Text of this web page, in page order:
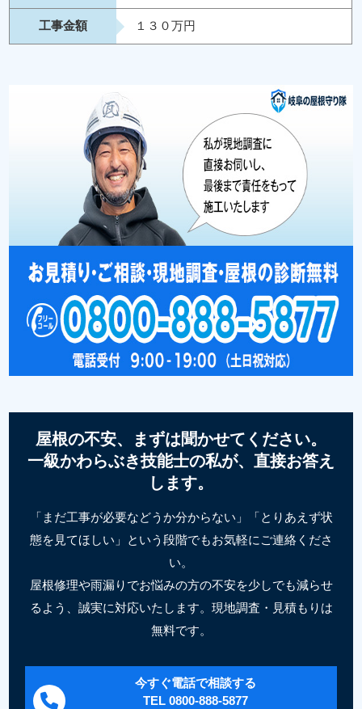
工事金額 １３０万円
屋根の不安、まずは聞かせてください。
一級かわらぶき技能士の私が、直接お答え
します。
「まだ工事が必要などうか分からない」「とりあえず状
態を見てほしい」という段階でもお気軽にご連絡くださ
い。
屋根修理や雨漏りでお悩みの方の不安を少しでも減らせ
るよう、誠実に対応いたします。現地調査・見積もりは
無料です。
今すぐ電話で相談する
TEL 0800-888-5877